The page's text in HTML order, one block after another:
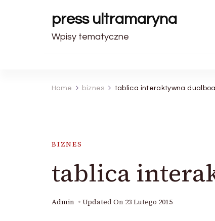
press ultramaryna
Wpisy tematyczne
Home biznes tablica interaktywna
BIZNES
tablica
Admin Updated On 23 Lutego 2015